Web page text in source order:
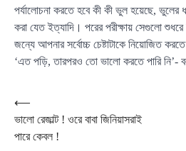
পর্যালোচনা করতে হবে কী কী ভুল হয়েছে,
করা যেত ইত্যাদি। পরের পরীক্ষায় সেগুলো
জন্যে আপনার সর্বোচ্চ চেষ্টাটাকে নিয়োজিত
‘এত পড়ি, তারপরও তো ভালো করতে পারি
Post
navigation
⟵
ভালো রেজাল্ট ! ওরে বাবা জিনিয়াসরাই
পারে কেবল !